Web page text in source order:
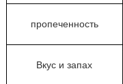
пропеченность
Вкус и запах